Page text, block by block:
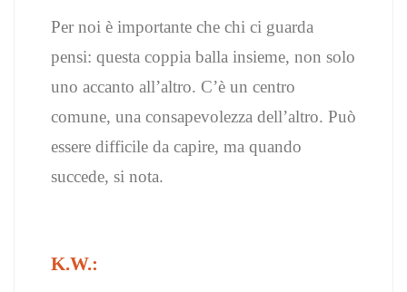
Per noi è importante che chi ci guarda
pensi: questa coppia balla insieme, non solo
uno accanto all’altro. C’è un centro
comune, una consapevolezza dell’altro. Può
essere difficile da capire, ma quando
succede, si nota.
K.W.: